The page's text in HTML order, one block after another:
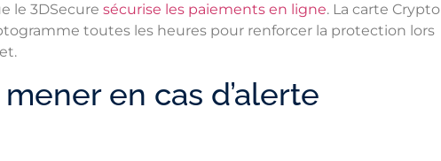
le 3DSecure sécurise les paiements en ligne. La carte Crypto
toutes les heures pour renforcer la protection lors
en cas d’alerte